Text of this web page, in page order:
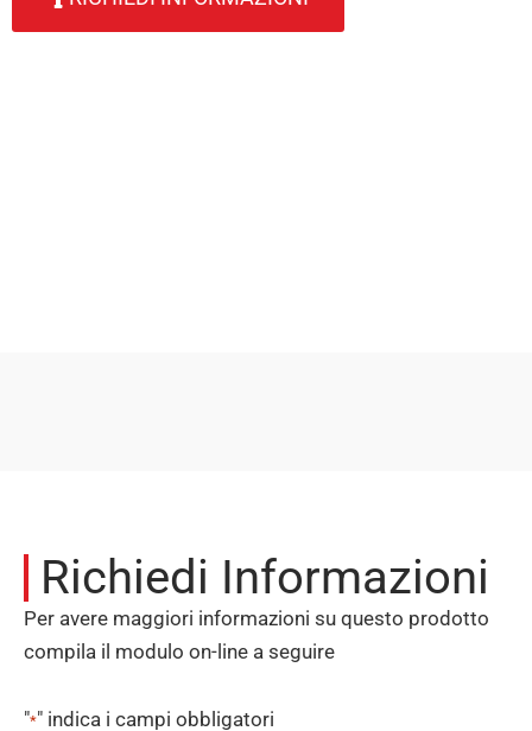
Richiedi Informazioni
Per avere maggiori informazioni su questo prodotto
compila il modulo on-line a seguire
"*" indica i campi obbligatori